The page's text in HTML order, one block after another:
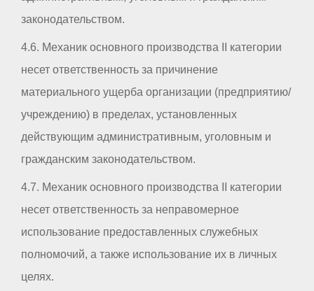
законодательством.
4.6. Механик основного производства II категории
несет ответственность за причинение
материального ущерба организации (предприятию/
учреждению) в пределах, установленных
действующим административным, уголовным и
гражданским законодательством.
4.7. Механик основного производства II категории
несет ответственность за неправомерное
использование предоставленных служебных
полномочий, а также использование их в личных
целях.